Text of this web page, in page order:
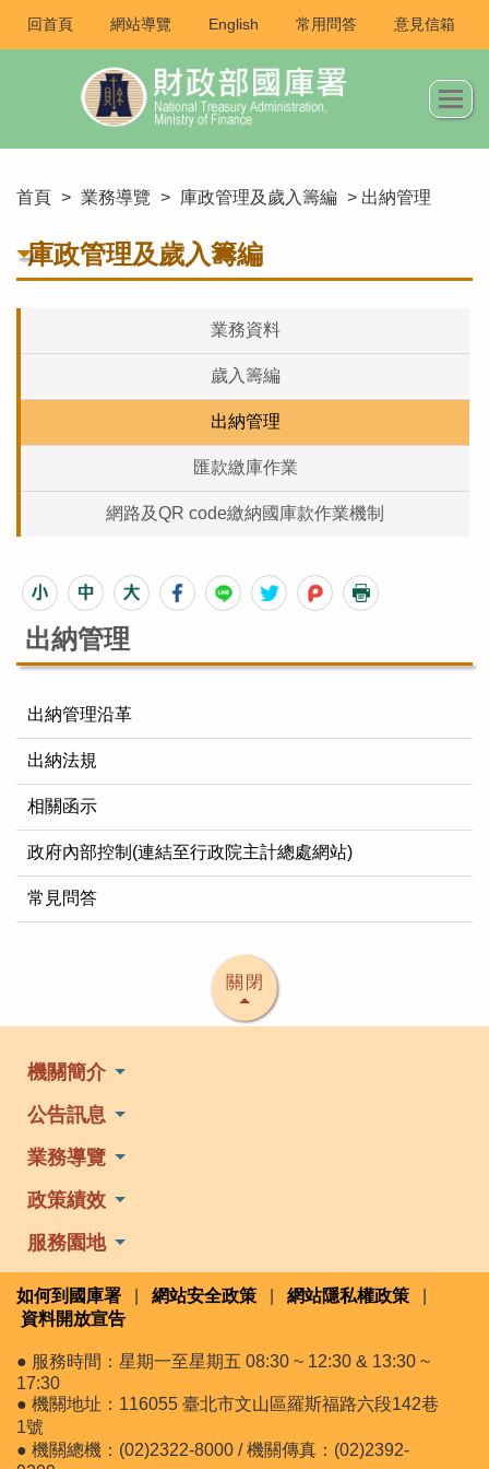
回首頁 網站導覽 English 常用問答 意見信箱
首頁 > 業務導覽 > 庫政管理及歲入籌編 > 出納管理
庫政管理及歲入籌編
業務資料
歲入籌編
出納管理
匯款繳庫作業
網路及QR code繳納國庫款作業機制
出納管理
出納管理沿革
出納法規
相關函示
政府內部控制(連結至行政院主計總處網站)
常見問答
關閉
機關簡介
公告訊息
業務導覽
政策績效
服務園地
如何到國庫署 網站安全政策 網站隱私權政策
資料開放宣告
● 服務時間：星期一至星期五 08:30 ~ 12:30 & 13:30 ~
17:30
● 機關地址：116055 臺北市文山區羅斯福路六段142巷
1號
● 機關總機：(02)2322-8000 / 機關傳真：(02)2392-